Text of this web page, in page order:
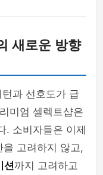
새로운 방향
과 선호도가 급
미엄 셀렉트샵은
. 소비자들은 이제
고려하지 않고,
션까지 고려하고